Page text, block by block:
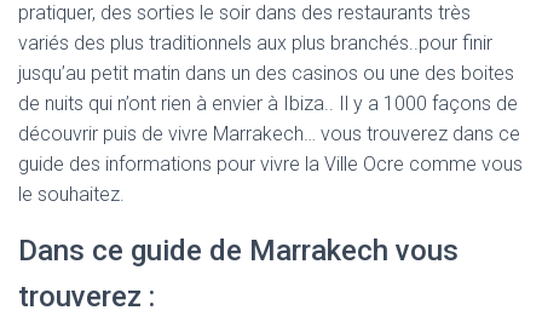
pratiquer, des sorties le soir dans des restaurants très
variés des plus traditionnels aux plus branchés..pour finir
jusqu’au petit matin dans un des casinos ou une des boites
de nuits qui n’ont rien à envier à Ibiza.. Il y a 1000 façons de
découvrir puis de vivre Marrakech… vous trouverez dans ce
guide des informations pour vivre la Ville Ocre comme vous
le souhaitez.
Dans ce guide de Marrakech vous
trouverez :